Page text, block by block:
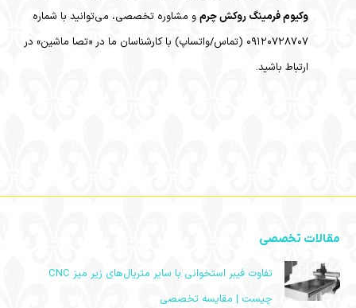
وکیوم فرمینگ روکش چرم و مشاوره تخصصی، می‌توانید با شماره
۰۹۱۲۰۷۲۸۷۰۷ (تماس/واتساپ) با کارشناسان ما در «تصا ماشین» در
ارتباط باشید.
مقالات تخصصی
تفاوت فیبر استخوانی با سایر متریال‌های زیر میز CNC
چیست | مقایسه تخصصی